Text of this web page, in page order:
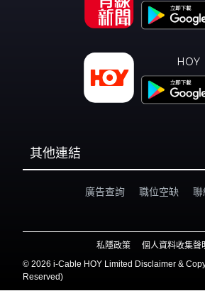
HOY
其他連結
廣告查詢 職位空缺 聯
私隱政策
個人資料收集聲
© 2026 i-Cable HOY Limited Disclaimer &
Reserved)